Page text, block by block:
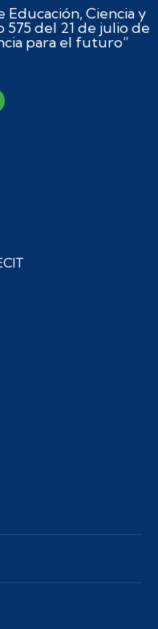
Ciencia y
del 21 de julio de
para el futuro”